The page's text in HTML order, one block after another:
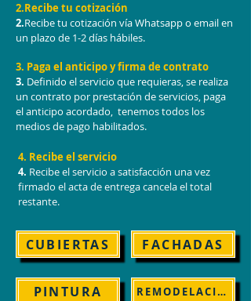
3. Paga el anticipo y firma de contrato
3. Definido el servicio que requieras, se realiza
un contrato por prestación de servicios, paga
el anticipo acordado, tenemos todos los
medios de pago habilitados.
2.Recibe tu cotización
2.Recibe tu cotización vía Whatsapp o email en
un plazo de 1-2 días hábiles.
4. Recibe el servicio
4. Recibe el servicio a satisfacción una vez
firmado el acta de entrega cancela el total
restante.
CUBIERTAS FACHADAS
PINTURA REMODELACIONES